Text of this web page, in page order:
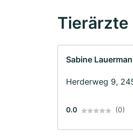
Tierärzte
Sabine
Herderweg 9,
0.0 (0)